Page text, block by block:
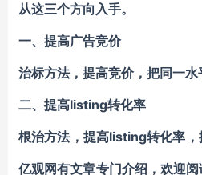
从这三个方向入手。
一、提高广告竞价
治标方法，提高竞价，把同一水
二、提高listing转化率
根治方法，提高listing转化率
亿观网有文章专门介绍，欢迎